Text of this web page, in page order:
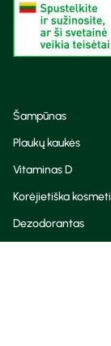
Šampūnas
Plaukų kaukės
Vitaminas D
Korėjietiška
Dezodorantas